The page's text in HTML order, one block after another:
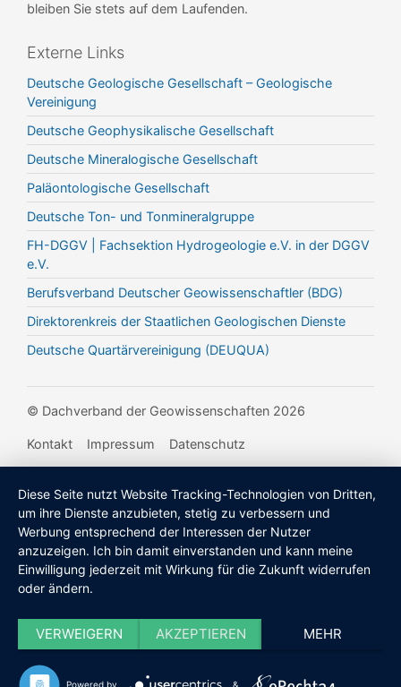
bleiben Sie stets auf dem Laufenden.
Externe Links
Deutsche Geologische Gesellschaft – Geologische
Vereinigung
Deutsche Geophysikalische Gesellschaft
Deutsche Mineralogische Gesellschaft
Paläontologische Gesellschaft
Deutsche Ton- und Tonmineralgruppe
FH-DGGV | Fachsektion Hydrogeologie e.V. in der DGGV
e.V.
Berufsverband Deutscher Geowissenschaftler (BDG)
Direktorenkreis der Staatlichen Geologischen Dienste
Deutsche Quartärvereinigung (DEUQUA)
© Dachverband der Geowissenschaften 2026
Kontakt Impressum Datenschutz
Diese Seite nutzt Website Tracking-Technologien von Dritten,
um ihre Dienste anzubieten, stetig zu verbessern und
Werbung entsprechend der Interessen der Nutzer
anzuzeigen. Ich bin damit einverstanden und kann meine
Einwilligung jederzeit mit Wirkung für die Zukunft widerrufen
oder ändern.
VERWEIGERN AKZEPTIEREN MEHR
Powered by &